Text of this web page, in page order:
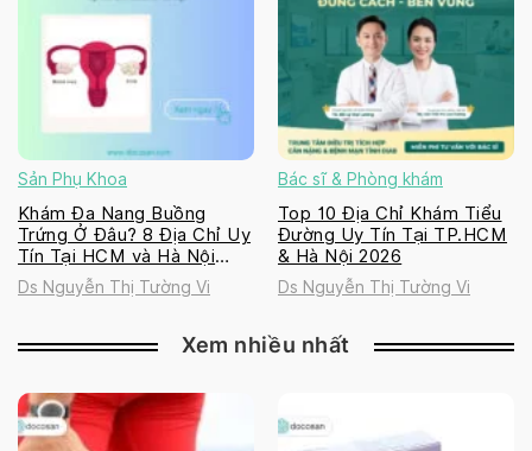
Sản Phụ Khoa
Khám Đa Nang Buồng
Trứng Ở Đâu? 8 Địa Chỉ Uy
Tín Tại HCM và Hà Nội
2026
Ds Nguyễn Thị Tường Vi
Bác sĩ & Phòng khám
Top 10 Địa Chỉ Khám Tiểu
Đường Uy Tín Tại TP.HCM
& Hà Nội 2026
Ds Nguyễn Thị Tường Vi
Xem nhiều nhất